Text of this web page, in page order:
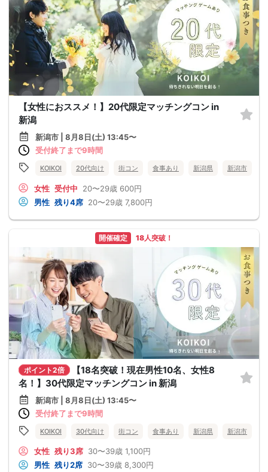
【女性におススメ！】20代限定マッチングコン in
新潟
新潟市 | 8月8日(土) 13:45〜
受付終了まで9時間
KOIKOI 20代向け 街コン 食事あり 新潟県 新潟市
女性 受付中 20〜29歳 600円
男性 残り4席 20〜29歳 7,800円
開催確定 18人突破！
ポイント2倍
【18名突破！現在男性10名、女性8
名！】30代限定マッチングコン in 新潟
新潟市 | 8月8日(土) 13:45〜
受付終了まで9時間
KOIKOI 30代向け 街コン 食事あり 新潟県 新潟市
女性 残り3席 30〜39歳 1,100円
男性 残り2席 30〜39歳 8,300円